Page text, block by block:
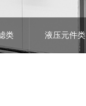
类 液压元件类